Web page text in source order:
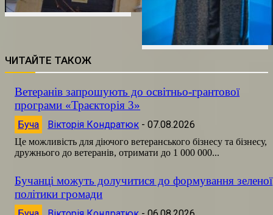
ЧИТАЙТЕ ТАКОЖ
Ветеранів запрошують до освітньо-грантової
програми «Траєкторія 3»
Буча Вікторія Кондратюк - 07.08.2026
Це можливість для діючого ветеранського бізнесу та бізнесу,
дружнього до ветеранів, отримати до 1 000 000...
Бучанці можуть долучитися до формування зеленої
політики громади